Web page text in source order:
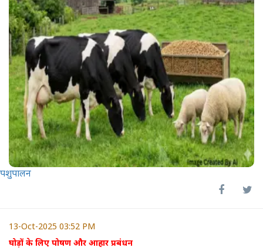
पशुपालन
13-Oct-2025 03:52 PM
घोड़ों के लिए पोषण और आहार प्रबंधन